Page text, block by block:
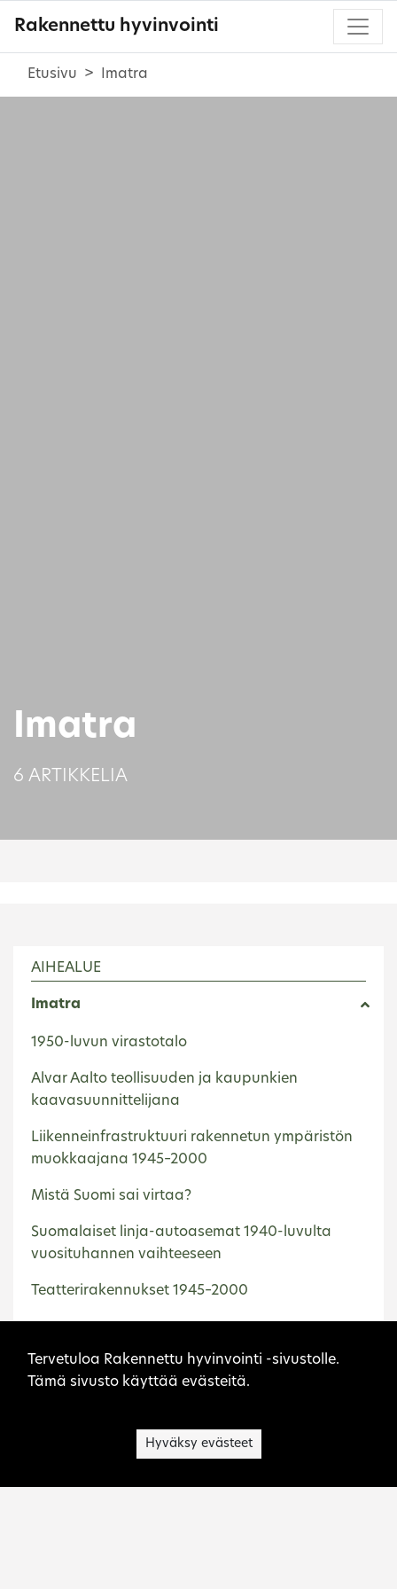
Rakennettu hyvinvointi
Etusivu Imatra
Imatra
6 ARTIKKELIA
AIHEALUE
Imatra
1950-luvun virastotalo
Alvar Aalto teollisuuden ja kaupunkien
kaavasuunnittelijana
Liikenneinfrastruktuuri rakennetun ympäristön
muokkaajana 1945–2000
Mistä Suomi sai virtaa?
Suomalaiset linja-autoasemat 1940-luvulta
vuosituhannen vaihteeseen
Teatterirakennukset 1945–2000
Etusivu Imatra
Sivuston evästeet
Tervetuloa Rakennettu hyvinvointi -sivustolle.
Tämä sivusto käyttää evästeitä.
Hyväksy evästeet